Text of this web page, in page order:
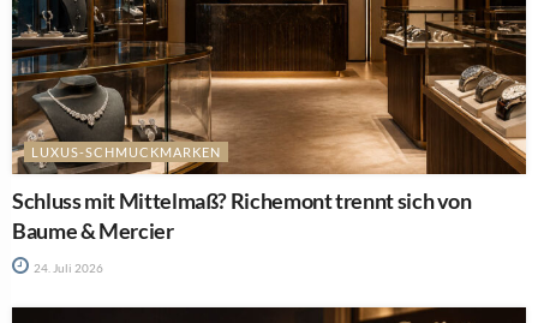
LUXUS-SCHMUCKMARKEN
Schluss mit Mittelmaß? Richemont trennt sich von
Baume & Mercier
24. Juli 2026